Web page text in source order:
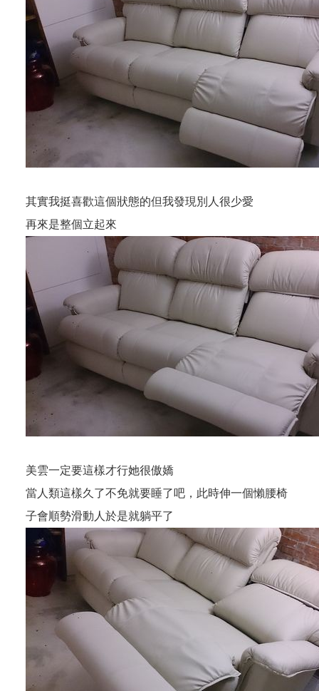
其實我挺喜歡這個狀態的但我發現別人很少愛
再來是整個立起來
美雲一定要這樣才行她很傲嬌
當人類這樣久了不免就要睡了吧，此時伸一個懶腰椅
子會順勢滑動人於是就躺平了